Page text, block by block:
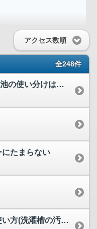
アクセス数順
全248件
アルカリ乾電池とマンガン乾電池の使い分けはどのようにすれば...
たまらない
槽の汚れ/洗濯槽クリーナーの使い方(洗濯槽の汚れが気になる...